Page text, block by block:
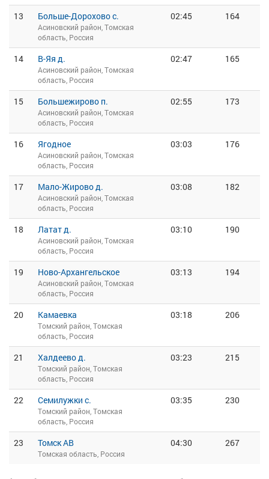
13 Больше-Дорохово с.
Асиновский район, Томская
область, Россия
02:45 164
14 В-Яя д.
Асиновский район, Томская
область, Россия
02:47 165
15 Большежирово п.
Асиновский район, Томская
область, Россия
02:55 173
16 Ягодное
Асиновский район, Томская
область, Россия
03:03 176
17 Мало-Жирово д.
Асиновский район, Томская
область, Россия
03:08 182
18 Латат д.
Асиновский район, Томская
область, Россия
03:10 190
19 Ново-Архангельское
Асиновский район, Томская
область, Россия
03:13 194
20 Камаевка
Томский район, Томская
область, Россия
03:18 206
21 Халдеево д.
Томский район, Томская
область, Россия
03:23 215
22 Семилужки с.
Томский район, Томская
область, Россия
03:35 230
23 Томск АВ
Томская область, Россия
04:30 267